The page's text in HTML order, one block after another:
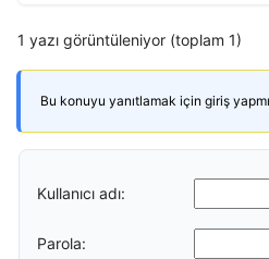
1 yazı görüntüleniyor (toplam 1)
Bu konuyu yanıtlamak için giriş
Kullanıcı adı:
Parola: